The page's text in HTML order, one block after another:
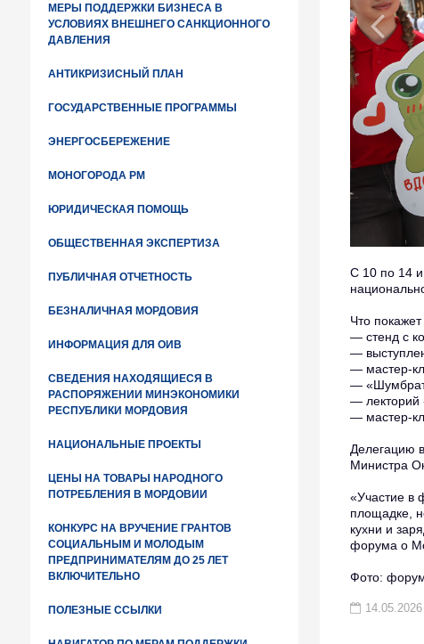
МЕРЫ ПОДДЕРЖКИ БИЗНЕСА В
УСЛОВИЯХ ВНЕШНЕГО САНКЦИОННОГО
ДАВЛЕНИЯ
АНТИКРИЗИСНЫЙ ПЛАН
ГОСУДАРСТВЕННЫЕ ПРОГРАММЫ
ЭНЕРГОСБЕРЕЖЕНИЕ
МОНОГОРОДА РМ
ЮРИДИЧЕСКАЯ ПОМОЩЬ
ОБЩЕСТВЕННАЯ ЭКСПЕРТИЗА
ПУБЛИЧНАЯ ОТЧЕТНОСТЬ
БЕЗНАЛИЧНАЯ МОРДОВИЯ
ИНФОРМАЦИЯ ДЛЯ ОИВ
СВЕДЕНИЯ НАХОДЯЩИЕСЯ В
РАСПОРЯЖЕНИИ МИНЭКОНОМИКИ
РЕСПУБЛИКИ МОРДОВИЯ
НАЦИОНАЛЬНЫЕ ПРОЕКТЫ
ЦЕНЫ НА ТОВАРЫ НАРОДНОГО
ПОТРЕБЛЕНИЯ В МОРДОВИИ
КОНКУРС НА ВРУЧЕНИЕ ГРАНТОВ
СОЦИАЛЬНЫМ И МОЛОДЫМ
ПРЕДПРИНИМАТЕЛЯМ ДО 25 ЛЕТ
ВКЛЮЧИТЕЛЬНО
ПОЛЕЗНЫЕ ССЫЛКИ
С 10 по 14
Что
— стенд с
—
— мастер-
—
— лекторий
— мастер-
Делегацию
Министра
«Участие в
площадке,
кухни и
форума о
Фото:
14.05.2026